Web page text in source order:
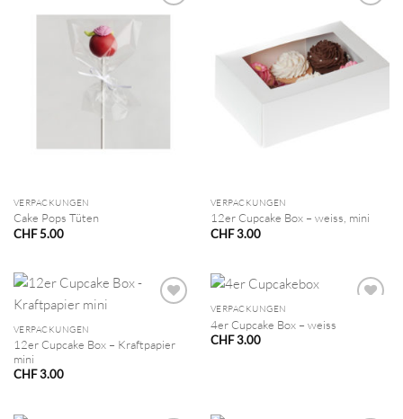
VERPACKUNGEN
Cake Pops Tüten
CHF5.00
VERPACKUNGEN
12er Cupcake Box – weiss, mini
CHF3.00
VERPACKUNGEN
12er Cupcake Box – Kraftpapier
mini
CHF3.00
VERPACKUNGEN
4er Cupcake Box – weiss
CHF3.00